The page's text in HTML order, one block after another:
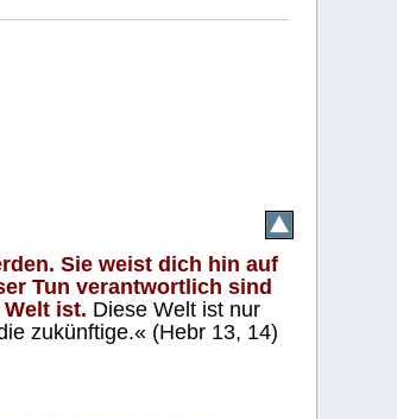
Sie weist dich hin auf
Tun verantwortlich sind
ist. Diese Welt ist nur
zukünftige.« (Hebr 13, 14)